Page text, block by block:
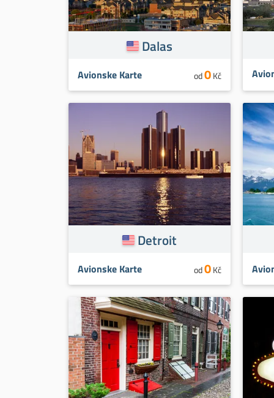
Dalas
Avionske Karte od0Kč
Detroit
Avionske Karte od0Kč